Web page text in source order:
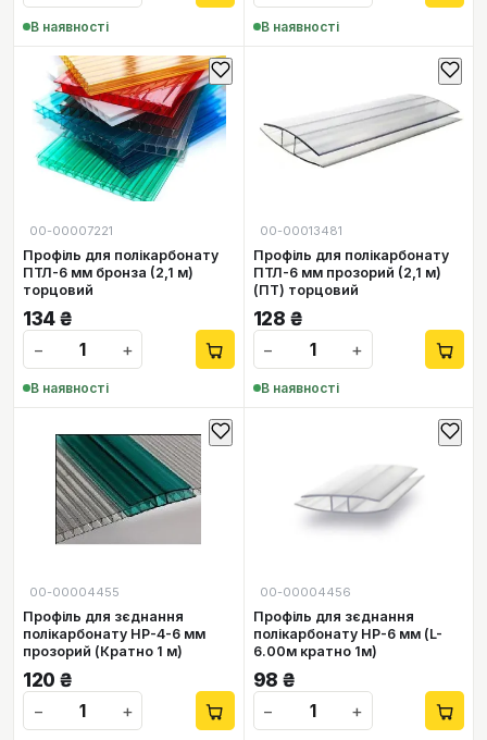
В наявності В наявності
00-00007221
Профіль для полікарбонату
ПТЛ-6 мм бронза (2,1 м)
торцовий
134₴
−
+
В наявності
00-00013481
Профіль для полікарбонату
ПТЛ-6 мм прозорий (2,1 м)
(ПТ) торцовий
128 ₴
−
+
В наявності
00-00004455
Профіль для зєднання
полікарбонату НР-4-6 мм
прозорий (Кратно 1 м)
120 ₴
−
+
00-00004456
Профіль для зєднання
полікарбонату НР-6 мм (L-
6.00м кратно 1м)
98 ₴
−
+